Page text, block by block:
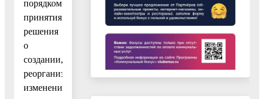
порядком
принятия
решения
о
создании,
реорганизации,
изменения